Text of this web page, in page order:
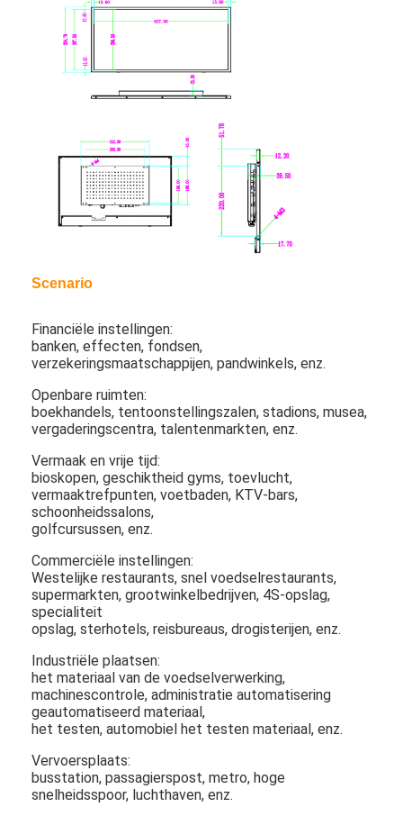
Ongeveer ons
Fabrieksreis
Kwaliteitscontrole
Contacteer ons
Nieuws
Chat Nu
het tweezijdige lcd scherm
Openluchtlcd Vertoning
Openluchtaandrijving door Menuraad
klein lcd paneel
Zonlicht Leesbaar LCD Comité
Hoge Tni LCD
Open Kaderlcd Comité
LCD optisch In entrepot
Open Kaderlcd Monitor
Binnen Digitale Menuraad
Binnen Digitale Signage
Waterdichte Digitale Signage
Scenario
Financiële instellingen:
banken, effecten, fondsen,
verzekeringsmaatschappijen, pandwinkels, enz.
Openbare ruimten:
boekhandels, tentoonstellingszalen, stadions, musea,
vergaderingscentra, talentenmarkten, enz.
Vermaak en vrije tijd:
bioskopen, geschiktheid gyms, toevlucht,
vermaaktrefpunten, voetbaden, KTV-bars,
schoonheidssalons,
golfcursussen, enz.
Commerciële instellingen:
Westelijke restaurants, snel voedselrestaurants,
supermarkten, grootwinkelbedrijven, 4S-opslag,
specialiteit
opslag, sterhotels, reisbureaus, drogisterijen, enz.
Industriële plaatsen:
het materiaal van de voedselverwerking,
machinescontrole, administratie automatisering
geautomatiseerd materiaal,
het testen, automobiel het testen materiaal, enz.
Vervoersplaats:
busstation, passagierspost, metro, hoge
snelheidsspoor, luchthaven, enz.